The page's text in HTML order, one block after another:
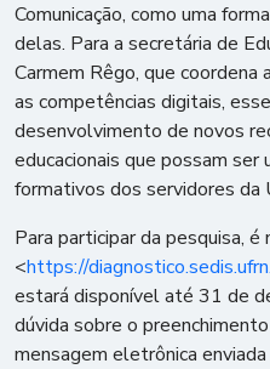
Comunicação, como uma
delas. Para a secretária de
Carmem Rêgo, que coordena
as competências digitais,
desenvolvimento de novos
educacionais que possam
formativos dos servidores da
Para participar da pesquisa,
<https://
estará disponível até 31 de
dúvida sobre o
mensagem eletrônica enviada